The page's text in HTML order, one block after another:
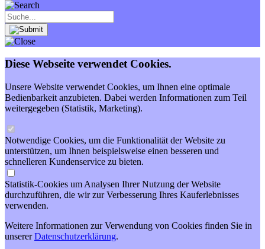
Diese Webseite verwendet Cookies.
Unsere Website verwendet Cookies, um Ihnen eine optimale
Bedienbarkeit anzubieten. Dabei werden Informationen zum Teil
weitergegeben (Statistik, Marketing).
Notwendige Cookies, um die Funktionalität der Website zu
unterstützen, um Ihnen beispielsweise einen besseren und
schnelleren Kundenservice zu bieten.
Statistik-Cookies um Analysen Ihrer Nutzung der Website
durchzuführen, die wir zur Verbesserung Ihres Kauferlebnisses
verwenden.
Weitere Informationen zur Verwendung von Cookies finden Sie in
unsererDatenschutzerklärung.